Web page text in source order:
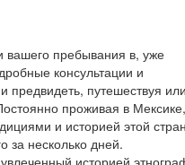
вашего пребывания в, уже
консультации и
предвидеть, путешествуя
проживая в
и историей этой
за несколько дней.
историей